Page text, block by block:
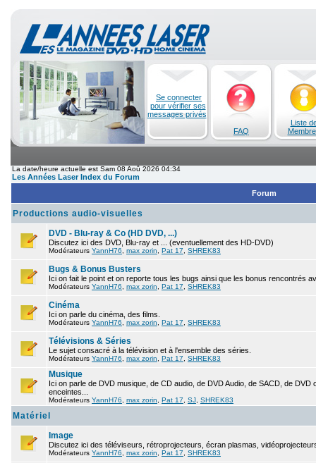
Se connecter
pour vérifier ses
messages privés
FAQ
Liste
La date/heure actuelle est Sam 08 Aoû 2026 04:34
Les Années Laser Index du Forum
Forum
Productions audio-visuelles
DVD - Blu-ray & Co (HD DVD, ...)
Discutez ici des DVD, Blu-ray et ... (eventuellement des HD-DVD)
Modérateurs YannH76 max zorin Pat 17 SHREK83
Bugs & Bonus Busters
Ici on fait le point et on reporte tous les bugs ainsi que les bonus rencontrés
Modérateurs YannH76 max zorin Pat 17 SHREK83
Cinéma
Ici on parle du cinéma, des films.
Modérateurs YannH76 max zorin Pat 17 SHREK83
Télévisions & Séries
Le sujet consacré à la télévision et à l'ensemble des séries.
Modérateurs YannH76 max zorin Pat 17 SHREK83
Musique
Ici on parle de DVD musique, de CD audio, de DVD Audio, de SACD, de
enceintes...
Modérateurs YannH76 max zorin Pat 17 SJ SHREK83
Matériel
Image
Discutez ici des téléviseurs, rétroprojecteurs, écran plasmas,
Modérateurs YannH76 max zorin Pat 17 SHREK83